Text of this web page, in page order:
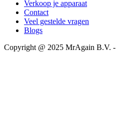
Verkoop je apparaat
Contact
Veel gestelde vragen
Blogs
Copyright @ 2025 MrAgain B.V. -